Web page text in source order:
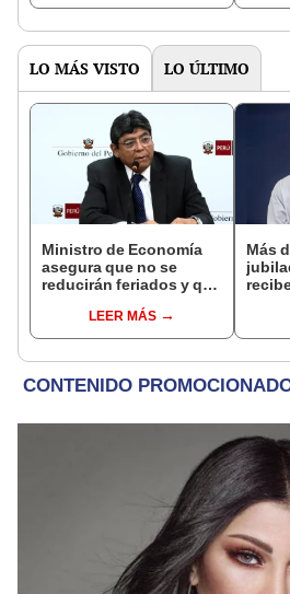
LO MÁS VISTO LO ÚLTIMO
Ministro de Economía
asegura que no se
reducirán feriados y que
aumentará en dos
etapas
LEER MÁS
Más
en